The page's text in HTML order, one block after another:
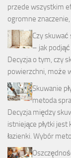
przede wszystkim
ogromne
Czy skuwać
– jak podjąć
Decyzja o tym, czy
powierzchni, może
Skuwanie
metoda
Decyzja między
istniejące płytki
łazienki. Wybór